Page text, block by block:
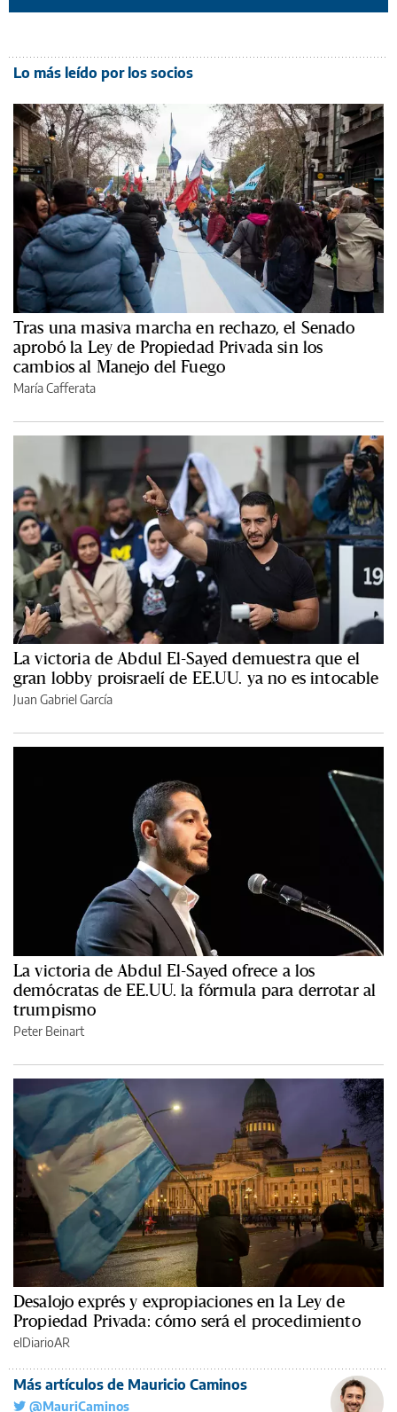
Lo más leído por los socios
Tras una masiva marcha en rechazo, el Senado
aprobó la Ley de Propiedad Privada sin los
cambios al Manejo del Fuego
María Cafferata
La victoria de Abdul El-Sayed demuestra que el
gran lobby proisraelí de EE.UU. ya no es intocable
Juan Gabriel García
La victoria de Abdul El-Sayed ofrece a los
demócratas de EE.UU. la fórmula para derrotar al
trumpismo
Peter Beinart
Desalojo exprés y expropiaciones en la Ley de
Propiedad Privada: cómo será el procedimiento
elDiarioAR
Más artículos de Mauricio Caminos
@MauriCaminos